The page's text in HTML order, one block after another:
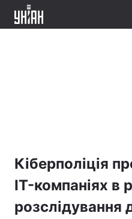
Кіберполіція
IT-компаніях в
розслідування